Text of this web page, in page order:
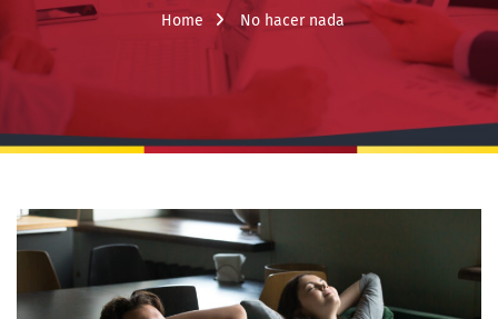
Home No hacer nada